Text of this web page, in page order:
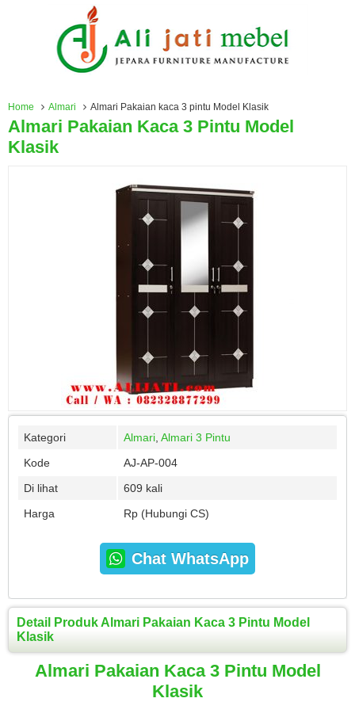
Home Almari Almari Pakaian kaca 3 pintu Model Klasik
Almari Pakaian Kaca 3 Pintu Model
Klasik
Kategori Almari Almari 3 Pintu
Kode
AJ-AP-004
Di lihat
609 kali
Harga
Rp (Hubungi CS)
Chat WhatsApp
Detail Produk Almari Pakaian Kaca 3 Pintu Model
Klasik
Almari Pakaian Kaca 3 Pintu Model
Klasik